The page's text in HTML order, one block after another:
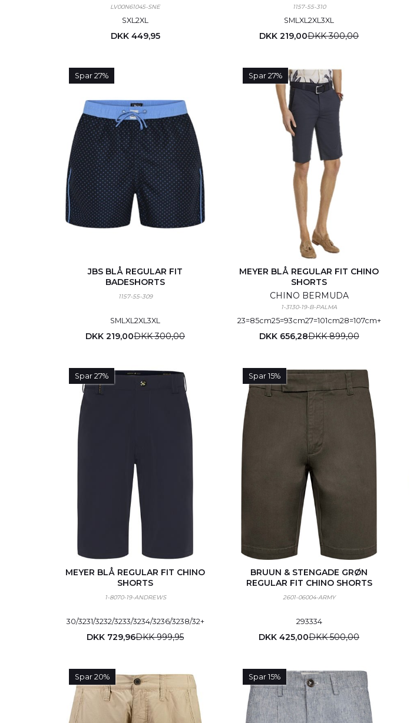
LV00N61045-SNE
SXL 2XL
DKK 449,95
1157-55-310
SML XL 2XL3XL
DKK 219,00DKK 300,00
Spar 27%
JBS BLÅ REGULAR FIT
BADESHORTS
1157-55-309
SMLXL2XL3XL
DKK 219,00DKK 300,00
Spar 27%
MEYER BLÅ REGULAR FIT CHINO
SHORTS
CHINO BERMUDA
1-3130-19-B-PALMA
23=85cm25=93cm27=101cm28=107cm+
DKK 656,28DKK 899,00
Spar 27%
MEYER BLÅ REGULAR FIT CHINO
SHORTS
1-8070-19-ANDREWS
30/3231/3232/3233/3234/3236/3238/32+
DKK 729,96DKK 999,95
Spar 15%
BRUUN & STENGADE GRØN
REGULAR FIT CHINO SHORTS
2601-06004-ARMY
293334
DKK 425,00DKK 500,00
Spar 20% Spar 15%